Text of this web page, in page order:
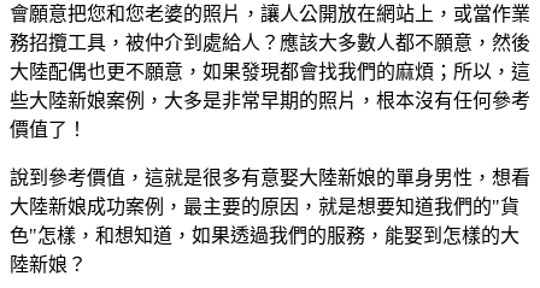
會願意把您和您老婆的照片，讓人公開放在網站上，或當作業
務招攬工具，被仲介到處給人？應該大多數人都不願意，然後
大陸配偶也更不願意，如果發現都會找我們的麻煩；所以，這
些大陸新娘案例，大多是非常早期的照片，根本沒有任何參考
價值了！
說到參考價值，這就是很多有意娶大陸新娘的單身男性，想看
大陸新娘成功案例，最主要的原因，就是想要知道我們的"貨
色"怎樣，和想知道，如果透過我們的服務，能娶到怎樣的大
陸新娘？